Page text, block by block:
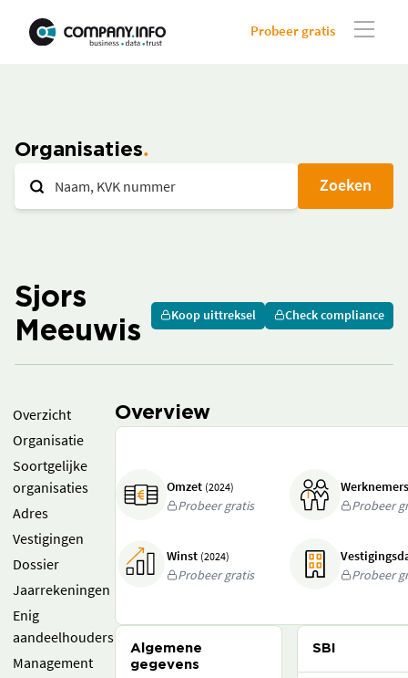
Probeer gratis
Organisaties
Zoeken
Sjors
Meeuwis
Koop uittreksel Check compliance
Overzicht
Organisatie
Soortgelijke
organisaties
Adres
Vestigingen
Dossier
Jaarrekeningen
Enig
aandeelhouders
Management
Overview
Omzet (2024)
Probeer gratis
Probeer
Winst (2024)
Probeer gratis
Probeer
Algemene
gegevens
SBI